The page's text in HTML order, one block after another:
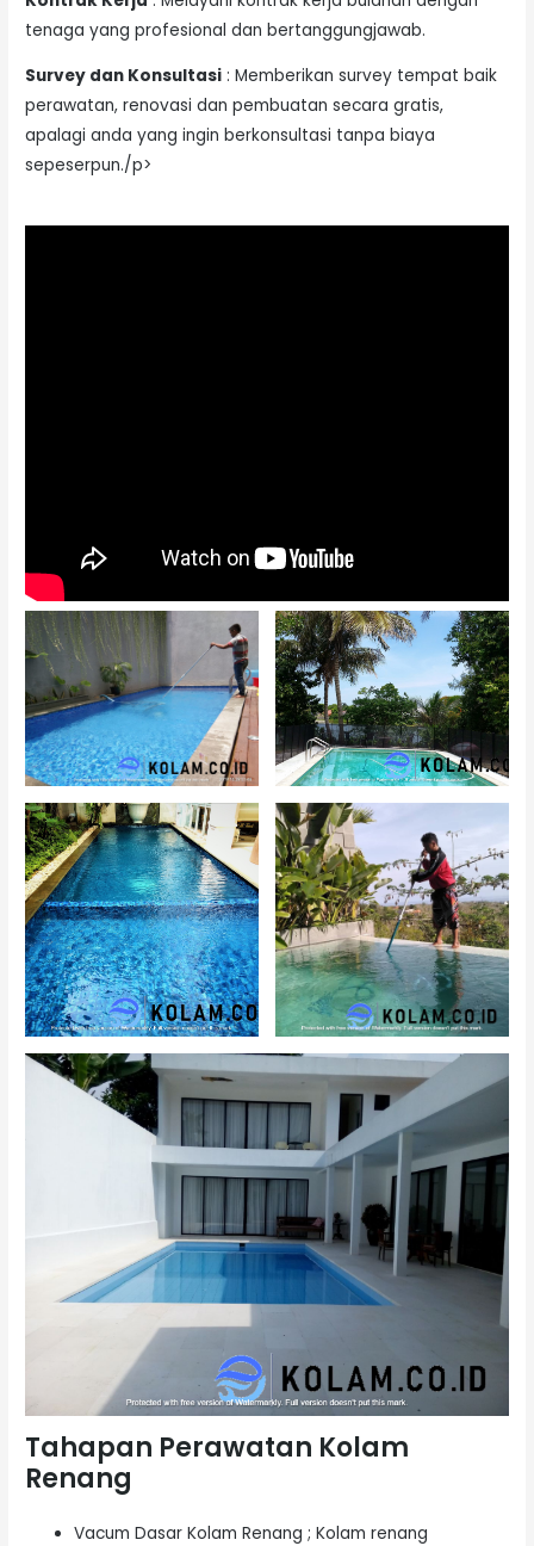
tenaga yang profesional dan bertanggungjawab.
Survey dan Konsultasi : Memberikan survey tempat baik
perawatan, renovasi dan pembuatan secara gratis,
apalagi anda yang ingin berkonsultasi tanpa biaya
sepeserpun./p>
Tahapan Perawatan Kolam
Renang
Vacum Dasar Kolam Renang ; Kolam renang